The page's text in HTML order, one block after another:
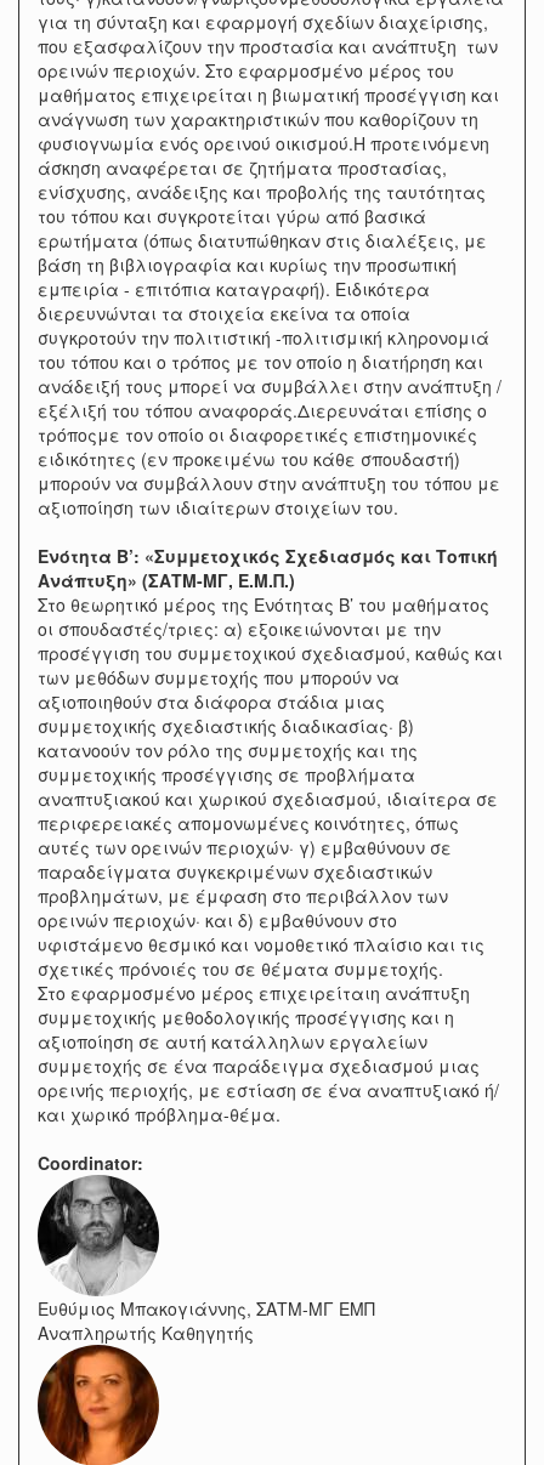
για τη σύνταξη και εφαρμογή σχεδίων διαχείρισης,
που εξασφαλίζουν την προστασία και ανάπτυξη των
ορεινών περιοχών. Στο εφαρμοσμένο μέρος του
μαθήματος επιχειρείται η βιωματική προσέγγιση και
ανάγνωση των χαρακτηριστικών που καθορίζουν τη
φυσιογνωμία ενός ορεινού οικισμού.Η προτεινόμενη
άσκηση αναφέρεται σε ζητήματα προστασίας,
ενίσχυσης, ανάδειξης και προβολής της ταυτότητας
του τόπου και συγκροτείται γύρω από βασικά
ερωτήματα (όπως διατυπώθηκαν στις διαλέξεις, με
βάση τη βιβλιογραφία και κυρίως την προσωπική
εμπειρία - επιτόπια καταγραφή). Ειδικότερα
διερευνώνται τα στοιχεία εκείνα τα οποία
συγκροτούν την πολιτιστική -πολιτισμική κληρονομιά
του τόπου και ο τρόπος με τον οποίο η διατήρηση και
ανάδειξή τους μπορεί να συμβάλλει στην ανάπτυξη /
εξέλιξή του τόπου αναφοράς.Διερευνάται επίσης ο
τρόποςμε τον οποίο οι διαφορετικές επιστημονικές
ειδικότητες (εν προκειμένω του κάθε σπουδαστή)
μπορούν να συμβάλλουν στην ανάπτυξη του τόπου με
αξιοποίηση των ιδιαίτερων στοιχείων του.
Ενότητα Β’: «Συμμετοχικός Σχεδιασμός και Τοπική
Ανάπτυξη» (ΣΑΤΜ-ΜΓ, Ε.Μ.Π.)
Στο θεωρητικό μέρος της Ενότητας Β’ του μαθήματος
οι σπουδαστές/τριες: α) εξοικειώνονται με την
προσέγγιση του συμμετοχικού σχεδιασμού, καθώς και
των μεθόδων συμμετοχής που μπορούν να
αξιοποιηθούν στα διάφορα στάδια μιας
συμμετοχικής σχεδιαστικής διαδικασίας· β)
κατανοούν τον ρόλο της συμμετοχής και της
συμμετοχικής προσέγγισης σε προβλήματα
αναπτυξιακού και χωρικού σχεδιασμού, ιδιαίτερα σε
περιφερειακές απομονωμένες κοινότητες, όπως
αυτές των ορεινών περιοχών· γ) εμβαθύνουν σε
παραδείγματα συγκεκριμένων σχεδιαστικών
προβλημάτων, με έμφαση στο περιβάλλον των
ορεινών περιοχών· και δ) εμβαθύνουν στο
υφιστάμενο θεσμικό και νομοθετικό πλαίσιο και τις
σχετικές πρόνοιές του σε θέματα συμμετοχής.
Στο εφαρμοσμένο μέρος επιχειρείταιη ανάπτυξη
συμμετοχικής μεθοδολογικής προσέγγισης και η
αξιοποίηση σε αυτή κατάλληλων εργαλείων
συμμετοχής σε ένα παράδειγμα σχεδιασμού μιας
ορεινής περιοχής, με εστίαση σε ένα αναπτυξιακό ή/
και χωρικό πρόβλημα-θέμα.
Coordinator:
Ευθύμιος Μπακογιάννης, ΣΑΤΜ-ΜΓ ΕΜΠ
Αναπληρωτής Καθηγητής